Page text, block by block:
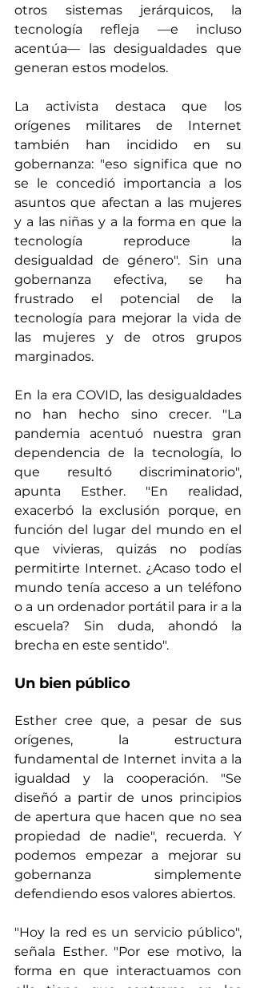
otros sistemas jerárquicos, la
tecnología refleja —e incluso
acentúa— las desigualdades que
generan estos modelos.
La activista destaca que los
orígenes militares de Internet
también han incidido en su
gobernanza: "eso significa que no
se le concedió importancia a los
asuntos que afectan a las mujeres
y a las niñas y a la forma en que la
tecnología reproduce la
desigualdad de género". Sin una
gobernanza efectiva, se ha
frustrado el potencial de la
tecnología para mejorar la vida de
las mujeres y de otros grupos
marginados.
En la era COVID, las desigualdades
no han hecho sino crecer. "La
pandemia acentuó nuestra gran
dependencia de la tecnología, lo
que resultó discriminatorio",
apunta Esther. "En realidad,
exacerbó la exclusión porque, en
función del lugar del mundo en el
que vivieras, quizás no podías
permitirte Internet. ¿Acaso todo el
mundo tenía acceso a un teléfono
o a un ordenador portátil para ir a la
escuela? Sin duda, ahondó la
brecha en este sentido".
Un bien público
Esther cree que, a pesar de sus
orígenes, la estructura
fundamental de Internet invita a la
igualdad y la cooperación. "Se
diseñó a partir de unos principios
de apertura que hacen que no sea
propiedad de nadie", recuerda. Y
podemos empezar a mejorar su
gobernanza simplemente
defendiendo esos valores abiertos.
"Hoy la red es un servicio público",
señala Esther. "Por ese motivo, la
forma en que interactuamos con